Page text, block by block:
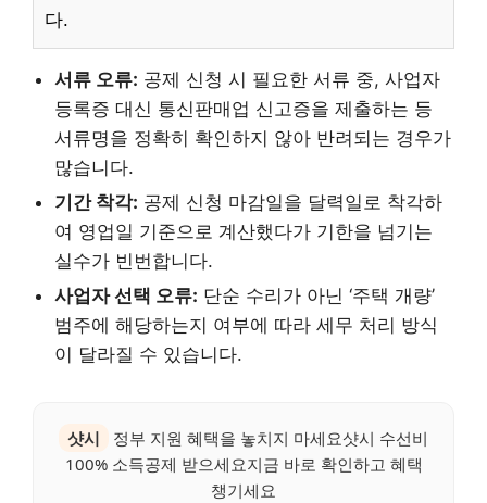
다.
서류 오류: 공제 신청 시 필요한 서류 중, 사업자
등록증 대신 통신판매업 신고증을 제출하는 등
서류명을 정확히 확인하지 않아 반려되는 경우가
많습니다.
기간 착각: 공제 신청 마감일을 달력일로 착각하
여 영업일 기준으로 계산했다가 기한을 넘기는
실수가 빈번합니다.
사업자 선택 오류: 단순 수리가 아닌 ‘주택 개량’
범주에 해당하는지 여부에 따라 세무 처리 방식
이 달라질 수 있습니다.
샷시
정부 지원 혜택을 놓치지 마세요샷시 수선비
100% 소득공제 받으세요지금 바로 확인하고 혜택
챙기세요